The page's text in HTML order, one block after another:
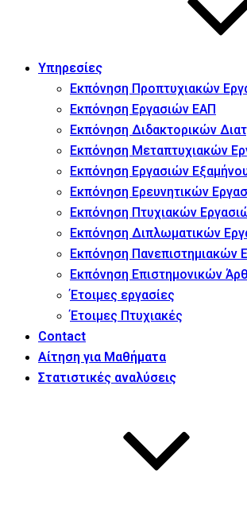
Υπηρεσίες
Εκπόνηση Προπτυχιακών
Εκπόνηση Εργασιών ΕΑΠ
Εκπόνηση Διδακτορικών
Εκπόνηση Μεταπτυχιακών
Εκπόνηση Εργασιών
Εκπόνηση Ερευνητικών
Εκπόνηση Πτυχιακών
Εκπόνηση Διπλωματικών
Εκπόνηση Πανεπιστημιακών
Εκπόνηση Επιστημονικών
Έτοιμες εργασίες
Έτοιμες Πτυχιακές
Contact
Αίτηση για Μαθήματα
Στατιστικές αναλύσεις